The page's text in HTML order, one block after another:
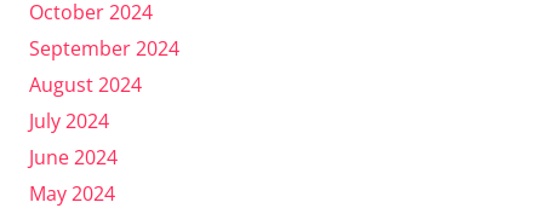
October 2024
September 2024
August 2024
July 2024
June 2024
May 2024